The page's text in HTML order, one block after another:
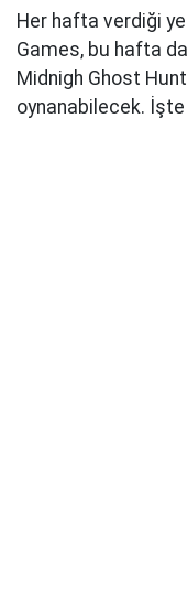
Her hafta verdiği
Games, bu hafta
Midnigh Ghost
oynanabilecek.